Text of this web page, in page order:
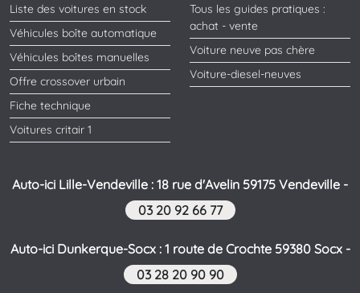
Liste des voitures en stock
Véhicules boîte automatique
Véhicules boîtes manuelles
Offre crossover urbain
Fiche technique
Voitures critair 1
Tous les guides pratiques :
achat - vente
Voiture neuve pas chère
Voiture-diesel-neuves
Auto-ici Lille-Vendeville : 18 rue d'Avelin 59175 Vendeville -
03 20 92 66 77
Auto-ici Dunkerque-Socx : 1 route de Crochte 59380 Socx -
03 28 20 90 90